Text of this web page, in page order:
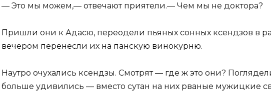
— Это мы можем,— отвечают приятели.— Чем мы не доктора?
Пришли они к Адасю, переодели пьяных сонных ксендзов в
вечером перенесли их на панскую винокурню.
Наутро очухались ксендзы. Смотрят — где ж это они?
больше удивились — вместо сутан на них рваные мужицкие